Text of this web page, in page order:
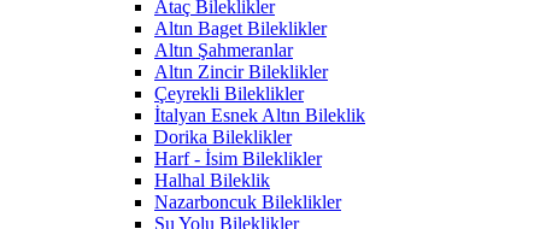
Ataç Bileklikler
Altın Baget Bileklikler
Altın Şahmeranlar
Altın Zincir Bileklikler
Çeyrekli Bileklikler
İtalyan Esnek Altın Bileklik
Dorika Bileklikler
Harf - İsim Bileklikler
Halhal Bileklik
Nazarboncuk Bileklikler
Su Yolu Bileklikler